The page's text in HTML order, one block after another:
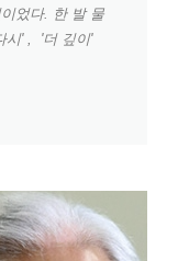
었다. 한 발 물
시' , '더 깊이'